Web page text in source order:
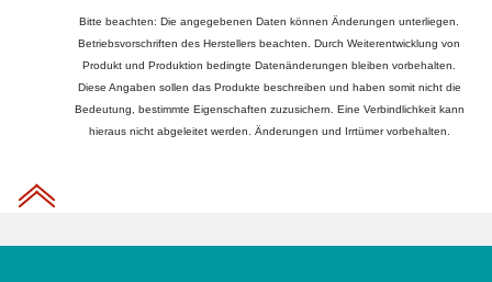
Bitte beachten: Die angegebenen Daten können Änderungen unterliegen.
Betriebsvorschriften des Herstellers beachten. Durch Weiterentwicklung von
Produkt und Produktion bedingte Datenänderungen bleiben vorbehalten.
Diese Angaben sollen das Produkte beschreiben und haben somit nicht die
Bedeutung, bestimmte Eigenschaften zuzusichern. Eine Verbindlichkeit kann
hieraus nicht abgeleitet werden. Änderungen und Irrtümer vorbehalten.